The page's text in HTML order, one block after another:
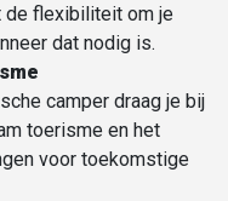
de flexibiliteit om je
dat nodig is.
camper draag je bij
toerisme en het
voor toekomstige